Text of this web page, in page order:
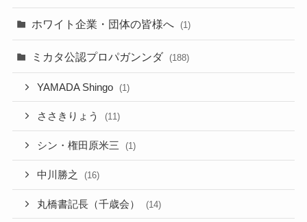
ホワイト企業・団体の皆様へ (1)
ミカタ公認プロパガンンダ (188)
YAMADA Shingo (1)
ささきりょう (11)
シン・権田原米三 (1)
中川勝之 (16)
丸橋書記長（千歳会） (14)